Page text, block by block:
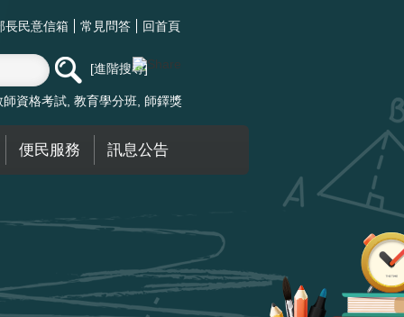
長民意信箱 常見問答 回首頁
進階搜尋
師資格考試 教育學分班 師鐸獎
便民服務 訊息公告